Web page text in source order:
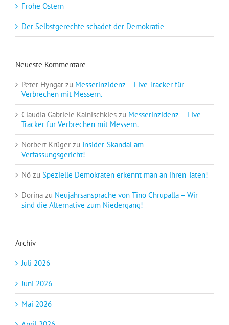
Frohe Ostern
Der Selbstgerechte schadet der Demokratie
Neueste Kommentare
Peter Hyngar zu Messerinzidenz – Live-Tracker für
Verbrechen mit Messern.
Claudia Gabriele Kalnischkies zu Messerinzidenz – Live-
Tracker für Verbrechen mit Messern.
Norbert Krüger zu Insider-Skandal am
Verfassungsgericht!
Nö zu Spezielle Demokraten erkennt man an ihren Taten!
Dorina zu Neujahrsansprache von Tino Chrupalla – Wir
sind die Alternative zum Niedergang!
Archiv
Juli 2026
Juni 2026
Mai 2026